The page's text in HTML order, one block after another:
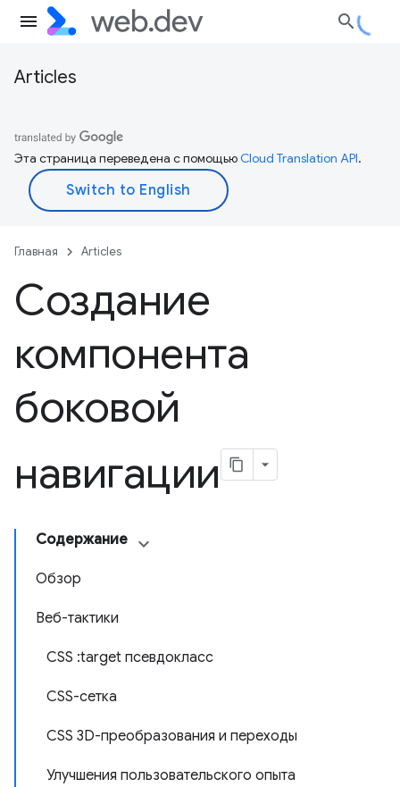
Articles
Эта страница переведена с помощьюCloud Translation API.
Главная Articles
Создание
компонента
боковой
навигации
Содержание
Обзор
Веб-тактики
CSS :target псевдокласс
CSS-сетка
CSS 3D-преобразования и переходы
Улучшения пользовательского опыта